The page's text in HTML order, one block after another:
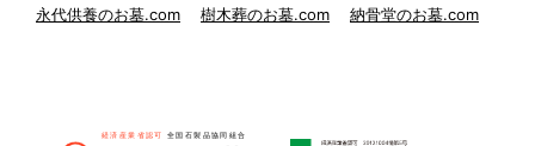
永代供養のお墓.com
樹木葬のお墓.com 納骨堂のお墓.com